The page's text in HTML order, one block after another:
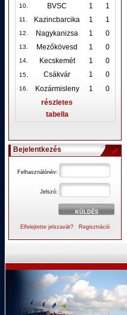
10. BVSC 1 1
11. Kazincbarcika 1 1
12. Nagykanizsa 1 0
13. Mezőkövesd 1 0
14. Kecskemét 1 0
15. Csákvár 1 0
16. Kozármisleny 1
0
részletes
tabella
Bejelentkezés
Felhasználónév:
Jelszó:
Elfelejtette jelszavát? Regisztráció